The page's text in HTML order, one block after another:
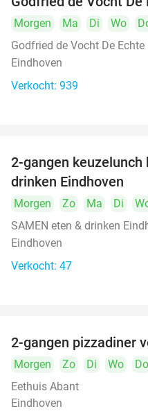
Morgen Ma Di Wo
Godfried de Vocht De Echte
Eindhoven
Verkocht: 939
2-gangen keuzelunch
drinken Eindhoven
Morgen Zo Ma Di
SAMEN eten & drinken
Eindhoven
Verkocht: 47
2-gangen pizzadiner
Morgen Zo Di Wo
Do
Eethuis Abant
Eindhoven